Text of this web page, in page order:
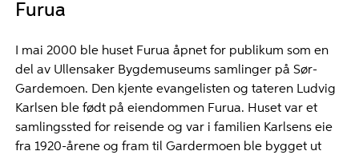
Furua
I mai 2000 ble huset Furua åpnet for publikum som en
del av Ullensaker Bygdemuseums samlinger på Sør-
Gardemoen. Den kjente evangelisten og tateren Ludvig
Karlsen ble født på eiendommen Furua. Huset var et
samlingssted for reisende og var i familien Karlsens eie
fra 1920-årene og fram til Gardermoen ble bygget ut